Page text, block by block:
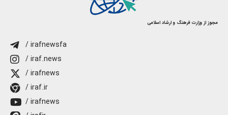
مجوز از وزارت فرهنگ و ارشاد اسلامی
/ irafnewsfa
/ iraf.news
/ irafnews
/ iraf.ir
/ irafnews